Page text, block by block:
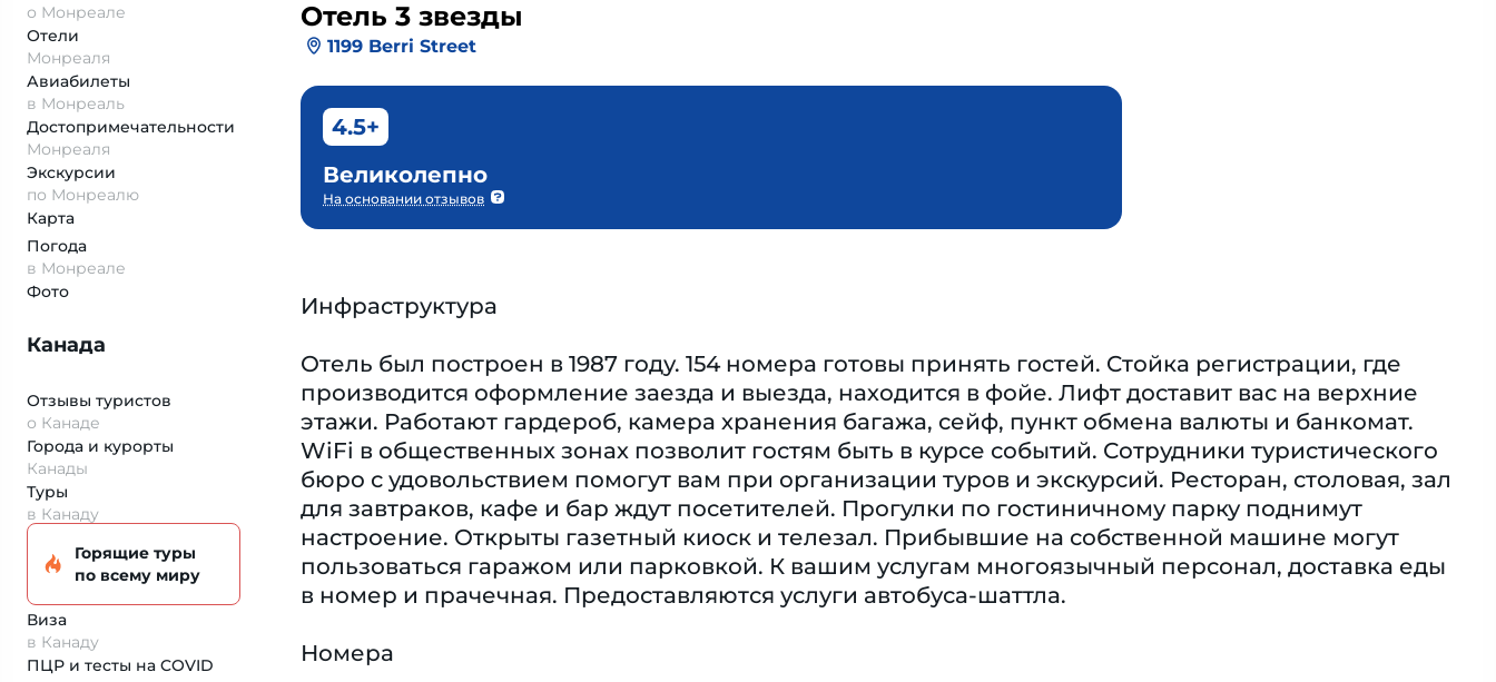
о Монреале
Отели
Монреаля
Авиабилеты
в Монреаль
Достопримеча­тельности
Монреаля
Экскурсии
по Монреалю
Карта
Погода
в Монреале
Фото
Канада
Отзывы туристов
о Канаде
Города и курорты
Канады
Туры
в Канаду
Горящие туры
по всему миру
Виза
в Канаду
ПЦР и тесты на COVID
Отель 3 звезды
1199 Berri Street
4.5+
Великолепно
На основании отзывов
Инфраструктура
Отель был построен в 1987 году. 154 номера готовы принять гостей. Cтойка регистрации, где
производится оформление заезда и выезда, находится в фойе. Лифт доставит вас на верхние
этажи. Работают гардероб, камера хранения багажа, сейф, пункт обмена валюты и банкомат.
WiFi в общественных зонах позволит гостям быть в курсе событий. Сотрудники туристического
бюро с удовольствием помогут вам при организации туров и экскурсий. Ресторан, столовая, зал
для завтраков, кафе и бар ждут посетителей. Прогулки по гостиничному парку поднимут
настроение. Открыты газетный киоск и телезал. Прибывшие на собственной машине могут
пользоваться гаражом или парковкой. К вашим услугам многоязычный персонал, доставка еды
в номер и прачечная. Предоставляются услуги автобуса-шаттла.
Номера